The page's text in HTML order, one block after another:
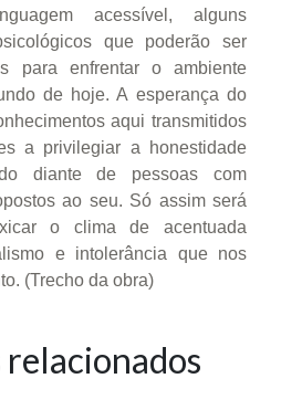
acessível, alguns
que poderão ser
para enfrentar o ambiente
de hoje. A esperança do
aqui transmitidos
a privilegiar a honestidade
diante de pessoas com
ao seu. Só assim será
o clima de acentuada
e intolerância que nos
(Trecho da obra)